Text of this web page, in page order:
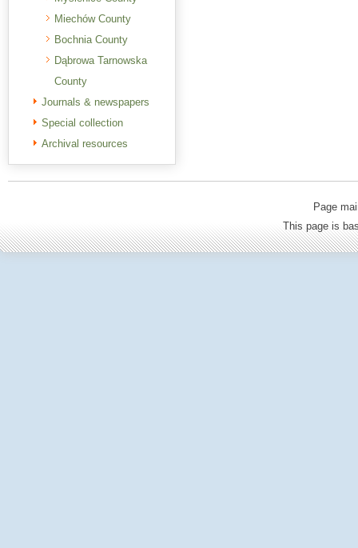
Miechów County
Bochnia County
Dąbrowa Tarnowska
County
Journals & newspapers
Special collection
Archival resources
Page
This page is